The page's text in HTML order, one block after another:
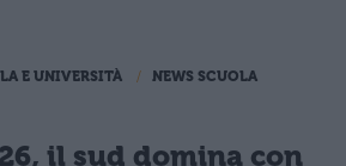
E UNIVERSITÀ NEWS SCUOLA
il sud domina con